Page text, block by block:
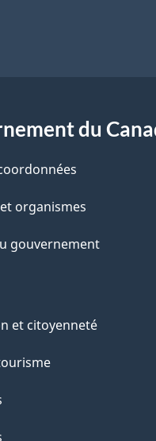
du
organismes
gouvernement
et citoyenneté